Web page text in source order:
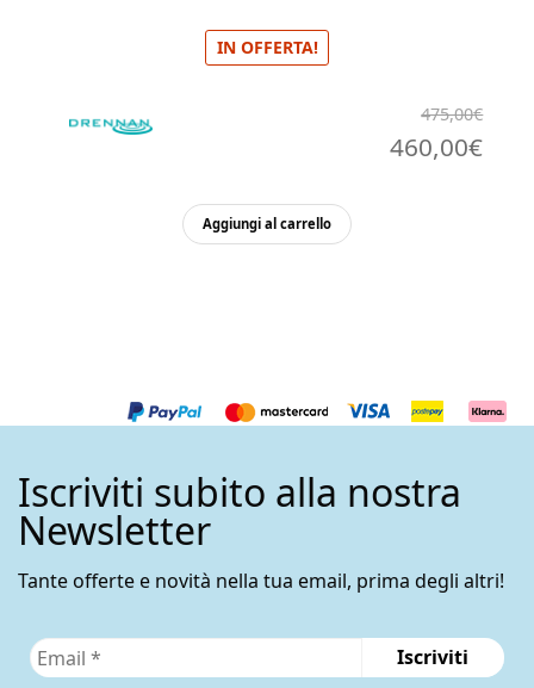
IN OFFERTA!
475,00€
460,00€Il
Aggiungi al carrello
Iscriviti subito alla nostra
Newsletter
Tante offerte e novità nella tua email, prima degli altri!